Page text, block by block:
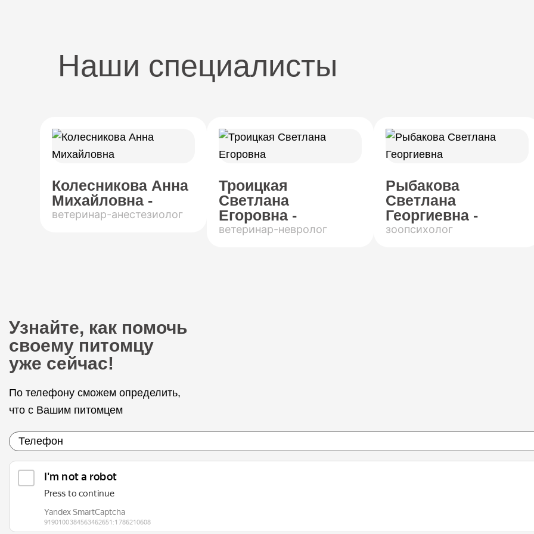
Наши специалисты
Колесникова Анна
Михайловна -
ветеринар-анестезиолог
Троицкая
Светлана
Егоровна -
ветеринар-невролог
Рыбакова
Светлана
Георгиевна -
зоопсихолог
Узнайте, как помочь
своему питомцу
уже сейчас!
По телефону сможем определить,
что с Вашим питомцем